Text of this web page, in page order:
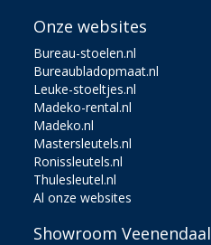
Onze websites
Bureau-stoelen.nl
Bureaubladopmaat.nl
Leuke-stoeltjes.nl
Madeko-rental.nl
Madeko.nl
Mastersleutels.nl
Ronissleutels.nl
Thulesleutel.nl
Al onze websites
Showroom Veenendaal